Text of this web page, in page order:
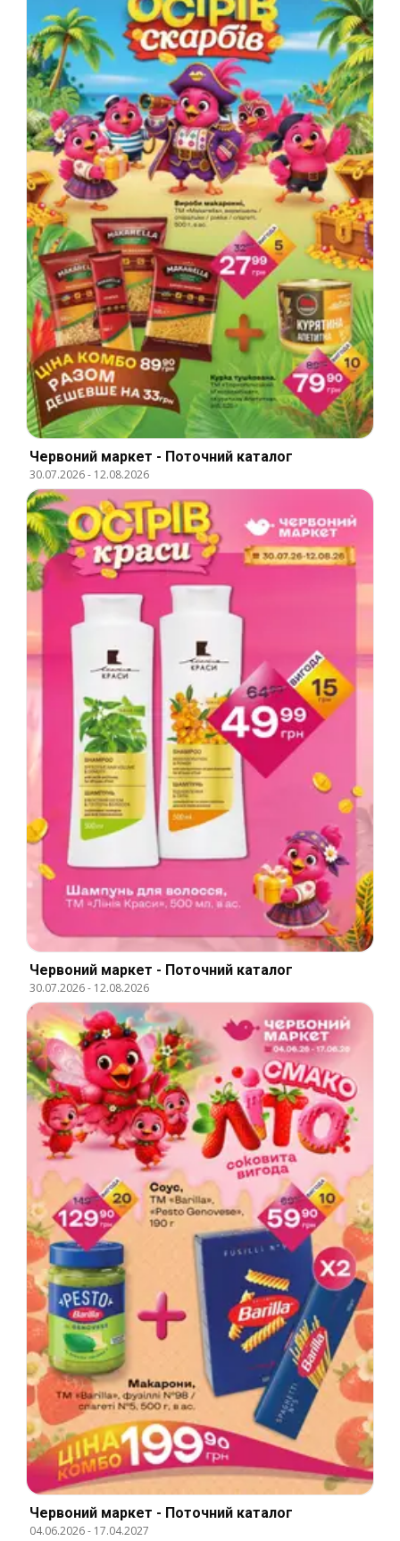
Червоний маркет - Поточний каталог
30.07.2026- 12.08.2026
Червоний маркет - Поточний каталог
30.07.2026- 12.08.2026
Червоний маркет - Поточний каталог
04.06.2026- 17.04.2027